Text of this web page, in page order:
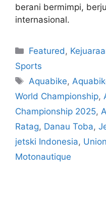
berani bermimpi,
internasional.
Featured ,
Sports
Aquabike,
World Championship,
Championship 2025,
Ratag, Danau Toba,
jetski Indonesia,
Motonautique